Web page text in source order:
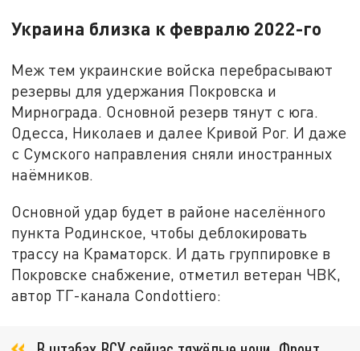
Украина близка к февралю 2022-го
Меж тем украинские войска перебрасывают
резервы для удержания Покровска и
Мирнограда. Основной резерв тянут с юга.
Одесса, Николаев и далее Кривой Рог. И даже
с Сумского направления сняли иностранных
наёмников.
Основной удар будет в районе населённого
пункта Родинское, чтобы деблокировать
трассу на Краматорск. И дать группировке в
Покровске снабжение, отметил ветеран ЧВК,
автор ТГ-канала Condottiero: